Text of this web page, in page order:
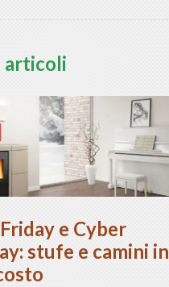
articoli
e Cyber
stufe e camini in